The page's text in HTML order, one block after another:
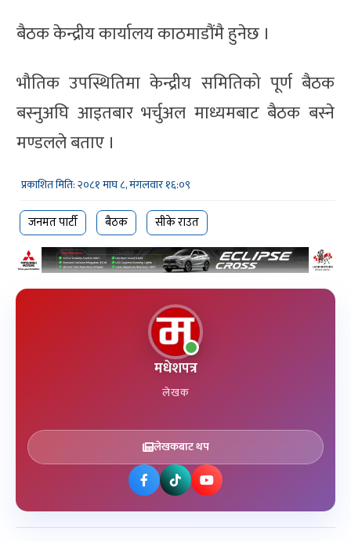
बैठक केन्द्रीय कार्यालय काठमाडौंमै हुनेछ ।
भौतिक उपस्थितिमा केन्द्रीय समितिको पूर्ण बैठक
बस्नुअघि आइतबार भर्चुअल माध्यमबाट बैठक बस्ने
मण्डलले बताए ।
प्रकाशित मिति: २०८१ माघ ८, मंगलवार १६:०९
जनमत पार्टी बैठक सीके राउत
मधेशपत्र
लेखक
लेखकबाट थप